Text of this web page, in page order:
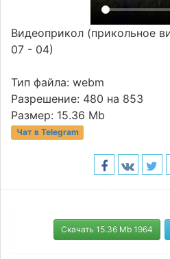
Видеоприкол (прикольное
07 - 04)
Тип файла: webm
Разрешение: 480 на 853
Размер: 15.36 Mb
Чат в Telegram
Скачать 15.36 Mb 1964